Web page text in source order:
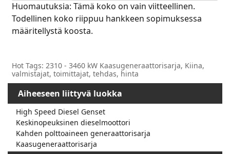
Huomautuksia: Tämä koko on vain viitteellinen.
Todellinen koko riippuu hankkeen sopimuksessa
määritellystä koosta.
Hot Tags: 2310 - 3460 kW Kaasugeneraattorisarja, Kiina,
valmistajat, toimittajat, tehdas, hinta
Aiheeseen liittyvä luokka
High Speed ​​Diesel Genset
Keskinopeuksinen dieselmoottori
Kahden polttoaineen generaattorisarja
Kaasugeneraattorisarja